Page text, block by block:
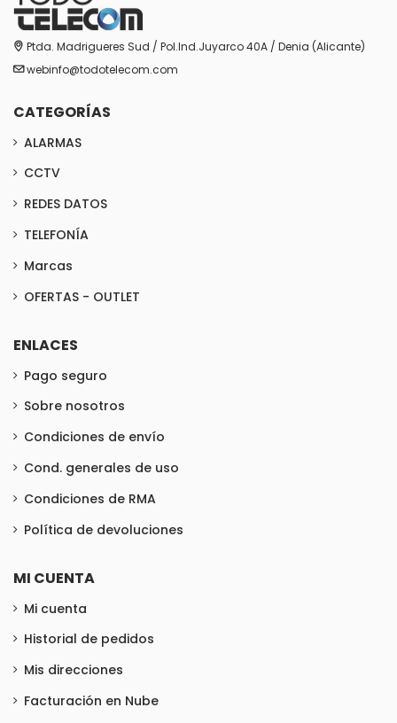
Ptda. Madrigueres Sud / Pol.Ind.Juyarco 40A / Denia (Alicante)
webinfo@todotelecom.com
CATEGORÍAS
ALARMAS
CCTV
REDES DATOS
TELEFONÍA
Marcas
OFERTAS - OUTLET
ENLACES
Pago seguro
Sobre nosotros
Condiciones de envío
Cond. generales de uso
Condiciones de RMA
Política de devoluciones
MI CUENTA
Mi cuenta
Historial de pedidos
Mis direcciones
Facturación en Nube